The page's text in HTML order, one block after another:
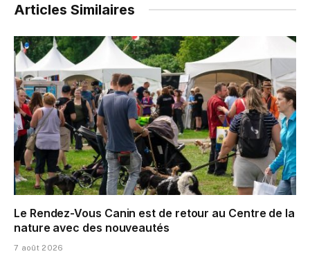
Articles Similaires
Le Rendez-Vous Canin est de retour au Centre de la
nature avec des nouveautés
7 août 2026